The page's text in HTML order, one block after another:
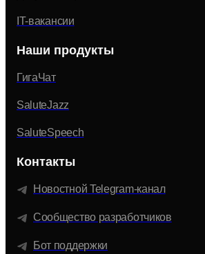
IT-вакансии
Наши продукты
ГигаЧат
SaluteJazz
SaluteSpeech
Контакты
Новостной Telegram-канал
Сообщество разработчиков
Бот поддержки